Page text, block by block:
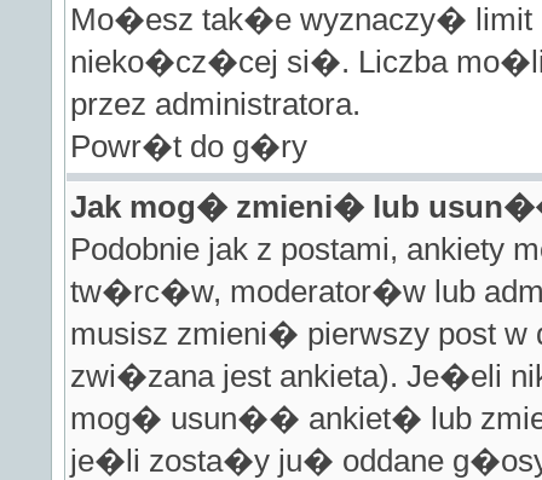
Mo�esz tak�e wyznaczy� limit
nieko�cz�cej si�. Liczba
przez administratora.
Powr�t do g�ry
Jak mog� zmieni� lub
Podobnie jak z postami, ankiety
tw�rc�w, moderator�w lub
musisz zmieni� pierwszy post
zwi�zana jest ankieta). Je�eli
mog� usun�� ankiet� lub
je�li zosta�y ju� oddane g�osy